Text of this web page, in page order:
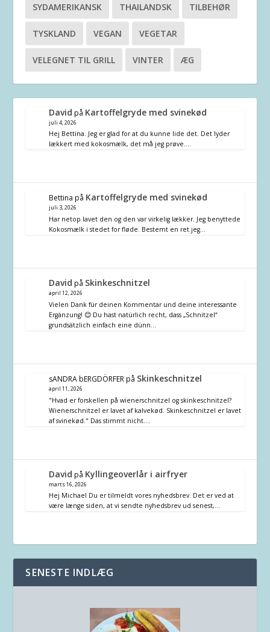
SYDAMERIKANSK THAILANDSK TILBEHØR
TYSKLAND VEGAN VEGETAR
VELEGNET TIL GRILL VINTER ÆG
David på Kartoffelgryde med svinekød
juli 4, 2026
Hej Bettina. Jeg er glad for at du kunne lide det. Det lyder
lækkert med kokosmælk, det må jeg prøve.…
Bettina på Kartoffelgryde med svinekød
juli 3, 2026
Har netop lavet den og den var virkelig lækker. Jeg benyttede
Kokosmælk i stedet for fløde. Bestemt en ret jeg…
David på Skinkeschnitzel
april 12, 2026
Vielen Dank für deinen Kommentar und deine interessante
Ergänzung! 😊 Du hast natürlich recht, dass „Schnitzel“
grundsätzlich einfach eine dünn…
sANDRA bERGDÖRFERpå Skinkeschnitzel
april 11, 2026
"Hvad er forskellen på wienerschnitzel og skinkeschnitzel?
Wienerschnitzel er lavet af kalvekød. Skinkeschnitzel er lavet
af svinekød." Das stimmt nicht.…
David på Kyllingeoverlår i airfryer
marts 16, 2026
Hej Michael Du er tilmeldt vores nyhedsbrev. Det er ved at
være længe siden, at vi sendte nyhedsbrev ud senest,…
SENESTE INDLÆG